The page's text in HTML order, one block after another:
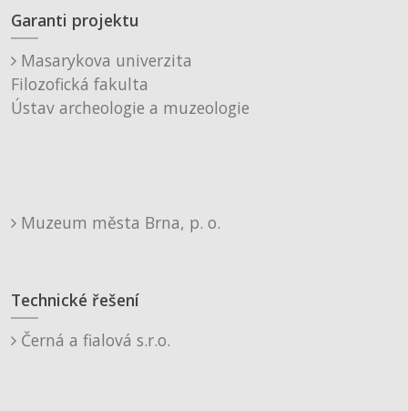
Garanti projektu
Masarykova univerzita
Filozofická fakulta
Ústav archeologie a muzeologie
Muzeum města Brna, p. o.
Technické řešení
Černá a fialová s.r.o.